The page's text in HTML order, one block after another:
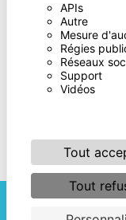
APIs
Autre
Mesure
Régies
Réseaux
Support
Vidéos
Tout
Tout
** Les données
contacter. Elles sont
de droits d’accès, de
d’opposition, de retrait
d’introduire une
d’organiser le sort de
par voie postale ou par
vous être demandé.
contact puis pendant la
gestion des contentieux.